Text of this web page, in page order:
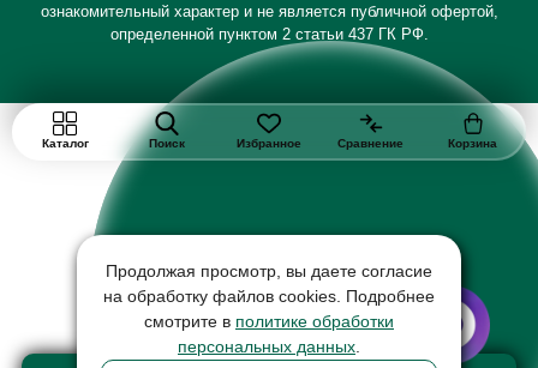
ознакомительный характер и не является публичной офертой,
определенной пунктом 2 статьи 437 ГК РФ.
Каталог Поиск Избранное Сравнение Корзина
Продолжая просмотр, вы даете согласие
на обработку файлов cookies. Подробнее
смотрите в политике обработки
персональных данных